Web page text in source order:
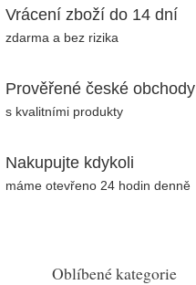
Vrácení zboží do 14 dní
zdarma a bez rizika
Prověřené české obchody
s kvalitními produkty
Nakupujte kdykoli
máme otevřeno 24 hodin denně
Oblíbené kategorie